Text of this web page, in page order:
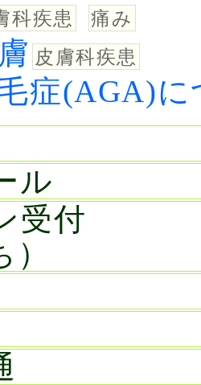
科疾患 痛み
皮膚科疾患
症(AGA)に
ル
受付